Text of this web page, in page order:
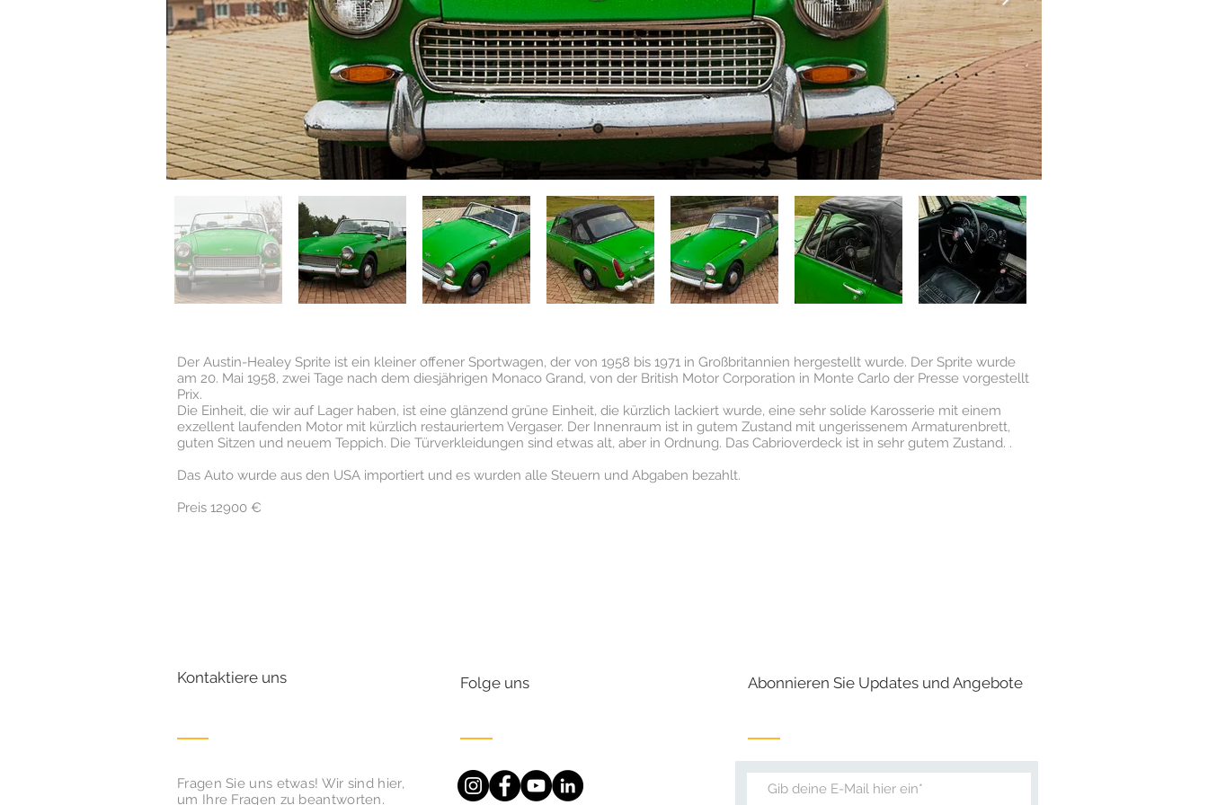
Der Austin-Healey Sprite ist ein kleiner offener Sportwagen, der von 1958 bis 1971 in Großbritannien hergestellt wurde. Der Sprite wurde
am 20. Mai 1958, zwei Tage nach dem diesjährigen Monaco Grand, von der British Motor Corporation in Monte Carlo der Presse vorgestellt
Prix.
Die Einheit, die wir auf Lager haben, ist eine glänzend grüne Einheit, die kürzlich lackiert wurde, eine sehr solide Karosserie mit einem
exzellent laufenden Motor mit kürzlich restauriertem Vergaser. Der Innenraum ist in gutem Zustand mit ungerissenem Armaturenbrett,
guten Sitzen und neuem Teppich. Die Türverkleidungen sind etwas alt, aber in Ordnung. Das Cabrioverdeck ist in sehr gutem Zustand. .
Das Auto wurde aus den USA importiert und es wurden alle Steuern und Abgaben bezahlt.
Preis 12900 €
Abonnieren Sie Updates und Angebote
Kontaktiere uns
Fragen Sie uns etwas! Wir sind hier,
um Ihre Fragen zu beantworten.
Folge uns